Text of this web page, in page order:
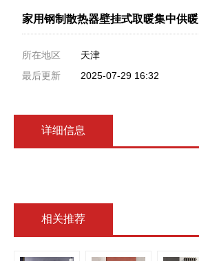
家用钢制散热器壁挂式取暖集中供暖
所在地区
天津
最后更新
2025-07-29 16:32
详细信息
相关推荐